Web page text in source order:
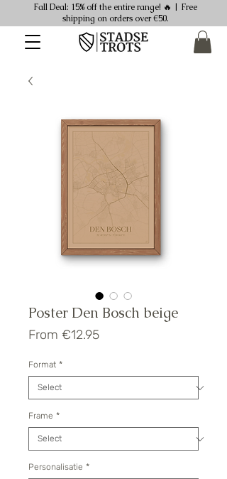
Fall Deal: 15% off the entire range! 🔥 | Free
shipping on orders over €50.
Poster Den Bosch beige
From €12.95Sale
Format *
Frame *
Personalisatie *